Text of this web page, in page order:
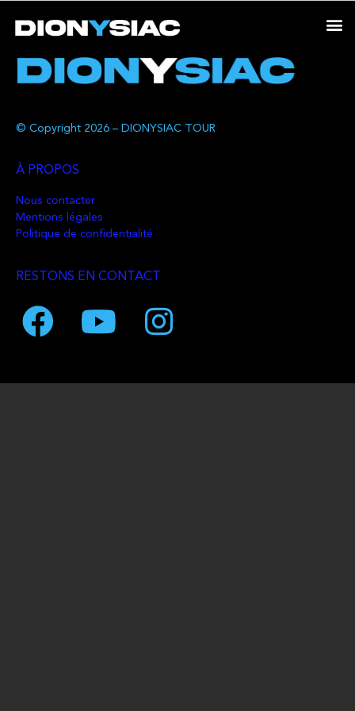
© Copyright 2026 – DIONYSIAC TOUR
À PROPOS
Nous contacter
Mentions légales
Politique de confidentialité
RESTONS EN CONTACT